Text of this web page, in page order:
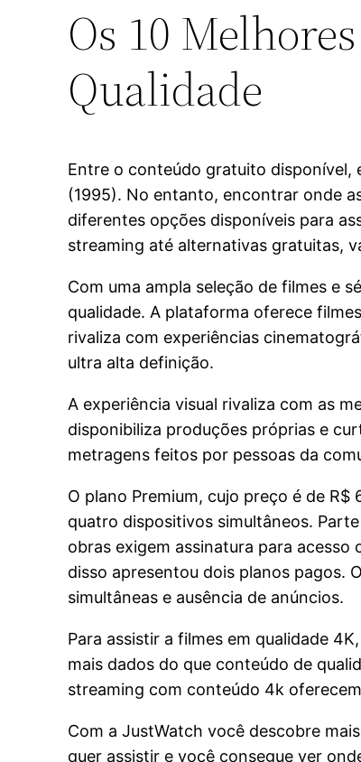
Os 10
Qualidade
Entre o conteúdo gratuito disponível,
(1995). No entanto, encontrar onde
diferentes opções disponíveis para
streaming até alternativas gratuitas,
Com uma ampla seleção de filmes e
qualidade. A plataforma oferece
rivaliza com experiências
ultra alta definição.
A experiência visual rivaliza com as
disponibiliza produções próprias e
metragens feitos por pessoas da
O plano Premium, cujo preço é de R$
quatro dispositivos simultâneos.
obras exigem assinatura para
disso apresentou dois planos pagos.
simultâneas e ausência de anúncios.
Para assistir a filmes em qualidade
mais dados do que conteúdo de
streaming com conteúdo 4k
Com a JustWatch você descobre
quer assistir e você consegue ver